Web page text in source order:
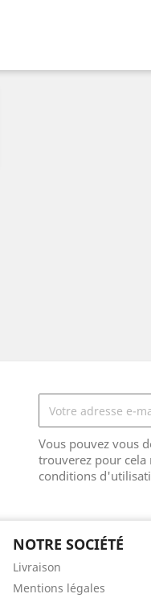
Vous pouvez vous
trouverez pour cela
conditions
NOTRE SOCIÉTÉ
Livraison
Mentions légales